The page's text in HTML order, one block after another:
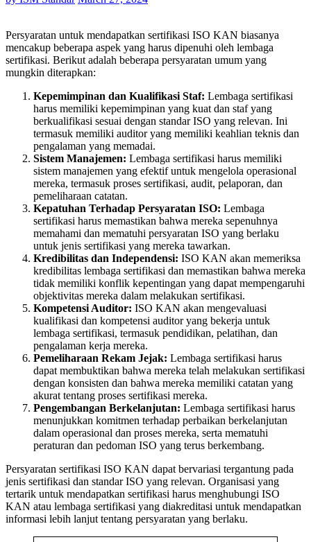
Persyaratan untuk mendapatkan sertifikasi ISO KAN biasanya
mencakup beberapa aspek yang harus dipenuhi oleh lembaga
sertifikasi. Berikut adalah beberapa persyaratan umum yang
mungkin diterapkan:
Kepemimpinan dan Kualifikasi Staf: Lembaga sertifikasi
harus memiliki kepemimpinan yang kuat dan staf yang
berkualifikasi sesuai dengan standar ISO yang relevan. Ini
termasuk memiliki auditor yang memiliki keahlian teknis dan
pengalaman yang memadai.
Sistem Manajemen: Lembaga sertifikasi harus memiliki
sistem manajemen yang efektif untuk mengelola operasional
mereka, termasuk proses sertifikasi, audit, pelaporan, dan
pemeliharaan catatan.
Kepatuhan Terhadap Persyaratan ISO: Lembaga
sertifikasi harus memastikan bahwa mereka sepenuhnya
memahami dan mematuhi persyaratan ISO yang berlaku
untuk jenis sertifikasi yang mereka tawarkan.
Kredibilitas dan Independensi: ISO KAN akan memeriksa
kredibilitas lembaga sertifikasi dan memastikan bahwa mereka
tidak memiliki konflik kepentingan yang dapat mempengaruhi
objektivitas mereka dalam melakukan sertifikasi.
Kompetensi Auditor: ISO KAN akan mengevaluasi
kualifikasi dan kompetensi auditor yang bekerja untuk
lembaga sertifikasi, termasuk pendidikan, pelatihan, dan
pengalaman kerja mereka.
Pemeliharaan Rekam Jejak: Lembaga sertifikasi harus
dapat membuktikan bahwa mereka telah melakukan sertifikasi
dengan konsisten dan bahwa mereka memiliki catatan yang
akurat tentang proses sertifikasi mereka.
Pengembangan Berkelanjutan: Lembaga sertifikasi harus
menunjukkan komitmen terhadap perbaikan berkelanjutan
dalam operasional dan proses mereka, serta mematuhi
peraturan dan pedoman ISO yang terus berkembang.
Persyaratan sertifikasi ISO KAN dapat bervariasi tergantung pada
jenis sertifikasi dan standar ISO yang relevan. Organisasi yang
tertarik untuk mendapatkan sertifikasi harus menghubungi ISO
KAN atau lembaga sertifikasi yang diakreditasi untuk mendapatkan
informasi lebih lanjut tentang persyaratan yang berlaku.